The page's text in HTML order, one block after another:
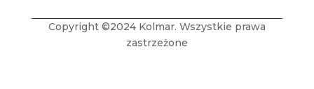
Copyright ©2024 Kolmar. Wszystkie prawa
zastrzeżone